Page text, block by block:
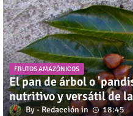
FRUTOS AMAZÓNICOS
El pan de árbol o
nutritivo y versátil de
Redacción 18:45